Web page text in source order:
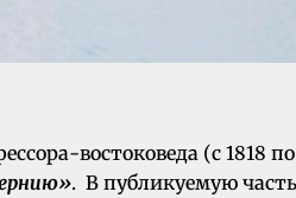
востоковеда (с 1818 по
. В публикуемую